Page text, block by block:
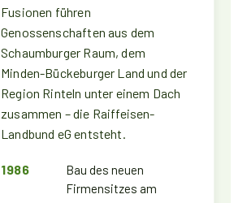
Fusionen führen
Genossenschaften aus dem
Schaumburger Raum, dem
Minden-Bückeburger Land und der
Region Rinteln unter einem Dach
zusammen – die Raiffeisen-
Landbund eG entsteht.
1986
Bau des neuen
Firmensitzes am